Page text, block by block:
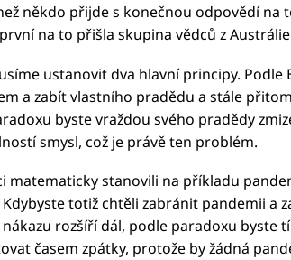
někdo přijde s konečnou odpovědí na
na to přišla skupina vědců z
ustanovit dva hlavní principy. Podle
a zabít vlastního pradědu a stále
byste vraždou svého pradědy
smysl, což je právě ten problém.
matematicky stanovili na příkladu
totiž chtěli zabránit pandemii a
rozšíří dál, podle paradoxu byste
časem zpátky, protože by žádná